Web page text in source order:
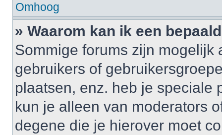
Omhoog
» Waarom kan ik een
Sommige forums zijn
gebruikers of
plaatsen, enz. heb je speciale
kun je alleen van moderators
degene die je hierover moet